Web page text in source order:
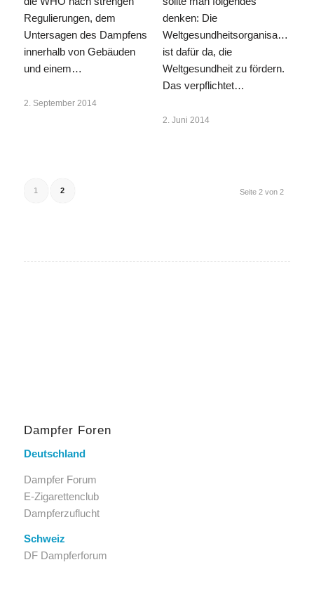
Regulierungen, dem
Untersagen des Dampfens
innerhalb von Gebäuden
und einem…
2. September 2014
denken: Die
Weltgesundheitsorganisation
ist dafür da, die
Weltgesundheit zu fördern.
Das verpflichtet…
2. Juni 2014
Seite 2 von 2
1 2
Dampfer Foren
Deutschland
Dampfer Forum
E-Zigarettenclub
Dampferzuflucht
Schweiz
DF Dampferforum